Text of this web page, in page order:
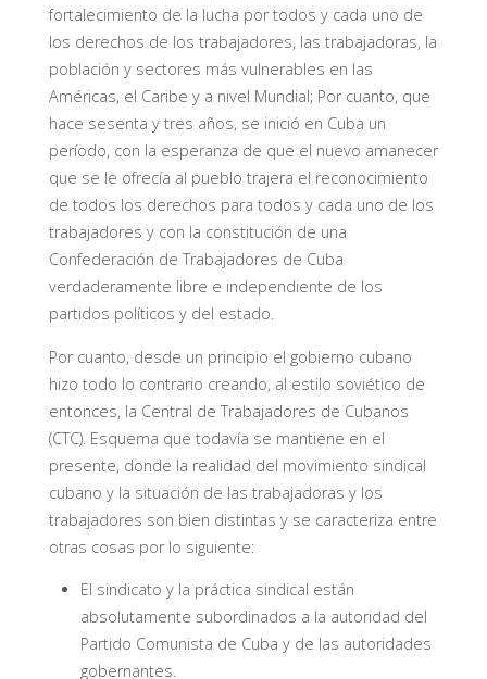
fortalecimiento de la lucha por todos y cada uno de
los derechos de los trabajadores, las trabajadoras, la
población y sectores más vulnerables en las
Américas, el Caribe y a nivel Mundial; Por cuanto, que
hace sesenta y tres años, se inició en Cuba un
período, con la esperanza de que el nuevo amanecer
que se le ofrecía al pueblo trajera el reconocimiento
de todos los derechos para todos y cada uno de los
trabajadores y con la constitución de una
Confederación de Trabajadores de Cuba
verdaderamente libre e independiente de los
partidos políticos y del estado.
Por cuanto, desde un principio el gobierno cubano
hizo todo lo contrario creando, al estilo soviético de
entonces, la Central de Trabajadores de Cubanos
(CTC). Esquema que todavía se mantiene en el
presente, donde la realidad del movimiento sindical
cubano y la situación de las trabajadoras y los
trabajadores son bien distintas y se caracteriza entre
otras cosas por lo siguiente:
El sindicato y la práctica sindical están
absolutamente subordinados a la autoridad del
Partido Comunista de Cuba y de las autoridades
gobernantes.